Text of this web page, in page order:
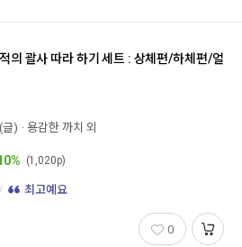
의 괄사 따라 하기 세트 : 상체편/하체편/얼
글) 용감한 까치 외
(1,020p)
최고예요
0